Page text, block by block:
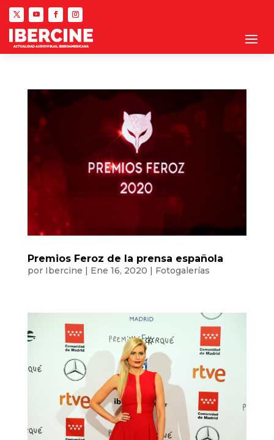
Premios Feroz de la prensa española
por Ibercine Ene 16, 2020 Fotogalerías